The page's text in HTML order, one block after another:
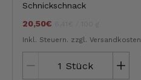
Schnickschnack
20,50€
Inkl. Steuern. zzgl. Versandkosten
Stück